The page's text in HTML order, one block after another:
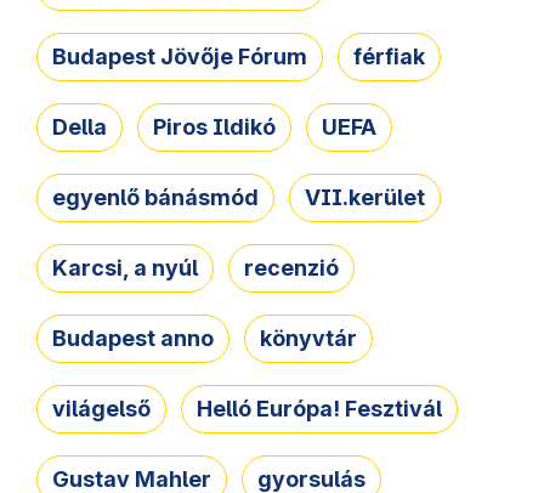
Budapest Jövője Fórum férfiak
Della Piros Ildikó UEFA
egyenlő bánásmód VII.kerület
Karcsi, a nyúl recenzió
Budapest anno könyvtár
világelső Helló Európa! Fesztivál
Gustav Mahler gyorsulás